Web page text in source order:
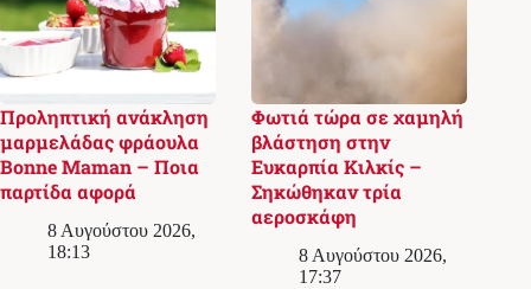
Προληπτική ανάκληση
μαρμελάδας φράουλα
Bonne Maman – Ποια
παρτίδα αφορά
8 Αυγούστου 2026,
18:13
Φωτιά τώρα σε χαμηλή
βλάστηση στην
Ευκαρπία Κιλκίς –
Σηκώθηκαν τρία
αεροσκάφη
8 Αυγούστου 2026,
17:37